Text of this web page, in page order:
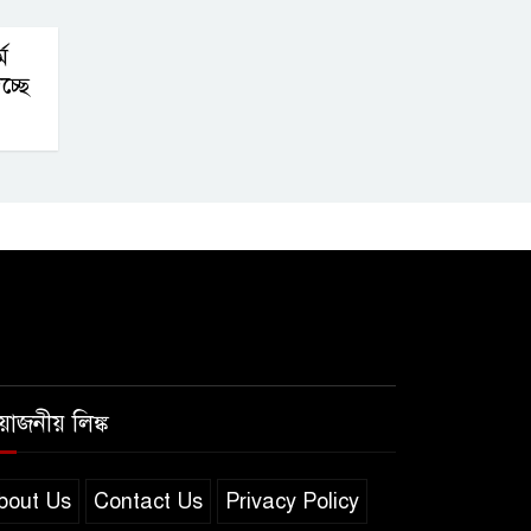
লিঙ্ক
Us Contact Us Privacy Policy